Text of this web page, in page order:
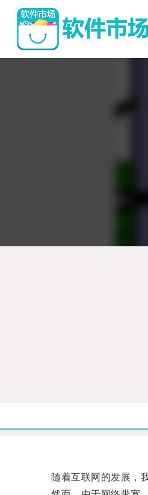
随着互联网的发展，我